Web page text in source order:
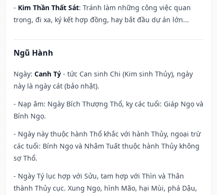
- Kim Thần Thất Sát: Tránh làm những công việc quan
trọng, đi xa, ký kết hợp đồng, hay bắt đầu dự án lớn...
Ngũ Hành
Ngày: Canh Tý - tức Can sinh Chi (Kim sinh Thủy), ngày
này là ngày cát (bảo nhật).
- Nạp âm: Ngày Bích Thượng Thổ, kỵ các tuổi: Giáp Ngọ và
Bính Ngọ.
- Ngày này thuộc hành Thổ khắc với hành Thủy, ngoại trừ
các tuổi: Bính Ngọ và Nhâm Tuất thuộc hành Thủy không
sợ Thổ.
- Ngày Tý lục hợp với Sửu, tam hợp với Thìn và Thân
thành Thủy cục. Xung Ngọ, hình Mão, hại Mùi, phá Dậu,